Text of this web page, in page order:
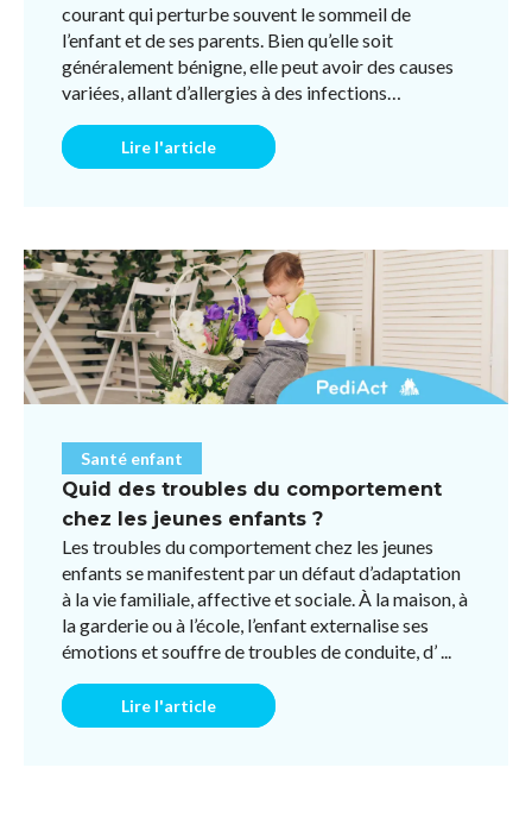
courant qui perturbe souvent le sommeil de
l’enfant et de ses parents. Bien qu’elle soit
généralement bénigne, elle peut avoir des causes
variées, allant d’allergies à des infections
Lire l'article
Santé enfant
Quid des troubles du comportement
chez les jeunes enfants ?
Les troubles du comportement chez les jeunes
enfants se manifestent par un défaut d’adaptation
à la vie familiale, affective et sociale. À la maison, à
la garderie ou à l’école, l’enfant externalise ses
émotions et souffre de troubles de conduite, d’ ...
Lire l'article